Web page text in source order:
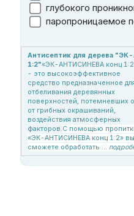
глубокого
паропроницаемое
Антисептик для дерева
1:2"«ЭК-АНТИСИНЕВА конц
- это высокоэффективное
средство предназначенное
отбеливания деревянных
поверхностей, потемневших
от грибных окрашиваний,
воздействия атмосферных
факторов.С помощью
«ЭК-АНТИСИНЕВА конц 1:2» вы
сможете обработать ...